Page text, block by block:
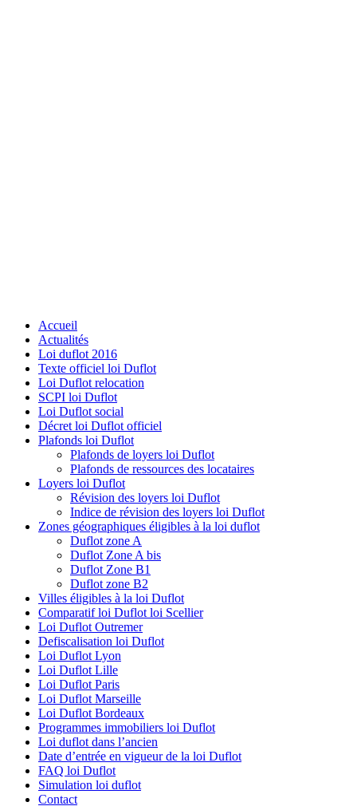
Accueil
Actualités
Loi duflot 2016
Texte officiel loi Duflot
Loi Duflot relocation
SCPI loi Duflot
Loi Duflot social
Décret loi Duflot officiel
Plafonds loi Duflot
Plafonds de loyers loi Duflot
Plafonds de ressources des locataires
Loyers loi Duflot
Révision des loyers loi Duflot
Indice de révision des loyers loi Duflot
Zones géographiques éligibles à la loi duflot
Duflot zone A
Duflot Zone A bis
Duflot Zone B1
Duflot zone B2
Villes éligibles à la loi Duflot
Comparatif loi Duflot loi Scellier
Loi Duflot Outremer
Defiscalisation loi Duflot
Loi Duflot Lyon
Loi Duflot Lille
Loi Duflot Paris
Loi Duflot Marseille
Loi Duflot Bordeaux
Programmes immobiliers loi Duflot
Loi duflot dans l’ancien
Date d’entrée en vigueur de la loi Duflot
FAQ loi Duflot
Simulation loi duflot
Contact